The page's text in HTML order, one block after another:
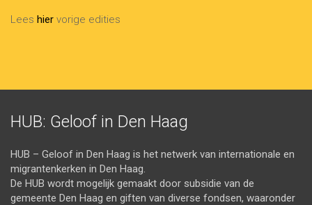
Lees hier vorige edities
HUB: Geloof in Den Haag
HUB – Geloof in Den Haag is het netwerk van internationale en
migrantenkerken in Den Haag.
De HUB wordt mogelijk gemaakt door subsidie van de
gemeente Den Haag en giften van diverse fondsen, waaronder